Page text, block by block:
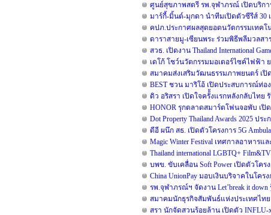
ศูนย์สุขภาพสตรี รพ.จุฬาภรณ์ เปิดบริกา
มาร์กี้-มิ้นต์-มุกดา นำทีมเปิดตัวซีรีส์ 30 เ
คปภ.ประกาศผลสุดยอดนวัตกรรมเทคโน
ดาราสายมู-เซียนพระ ร่วมพิธีพลีมวลส
สวธ. เปิดงาน Thailand International
เดโก้ โชว์นวัตกรรมมอเตอร์ไซค์ไฟฟ้า
สมาคมส่งเสริมวัฒนธรรมภาพยนตร์ เปิ
BEST ชวน มาริโอ้ เปิดประสบการณ์ท่อ
ดิว อริสรา เปิดใจครั้้งแรกหลังกลับไทย
HONOR รุกตลาดสมาร์ตโฟนจอพับ เปิ
Dot Property Thailand Awards 2025
ดีอี ผนึก สธ. เปิดตัวโครงการ 5G
Magic Winter Festival เทศกาลอาหาร
Thailand international LGBTQ+
บพข. ขับเคลื่อน Soft Power เปิดตัวโค
China UnionPay มอบเงินบริจาคในโครง
รพ.จุฬาภรณ์ฯ จัดงาน Let’break it
สมาคมนักธุรกิจสัมพันธ์แห่งประเทศไท
สรา นักจัดสวนร้อยล้าน เปิดตัว